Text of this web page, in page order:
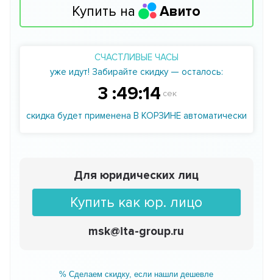
Купить на Авито
СЧАСТЛИВЫЕ ЧАСЫ
уже идут! Забирайте скидку — осталось:
3 :49:13 сек
скидка будет применена В КОРЗИНЕ автоматически
Для юридических лиц
Купить как юр. лицо
msk@ita-group.ru
% Сделаем скидку, если нашли дешевле